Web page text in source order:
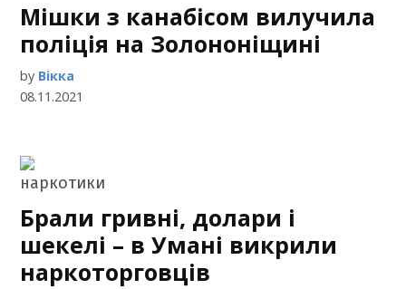
Мішки з канабісом вилучила
поліція на Золононіщині
by Вікка
08.11.2021
Брали гривні, долари і
шекелі – в Умані викрили
наркоторговців